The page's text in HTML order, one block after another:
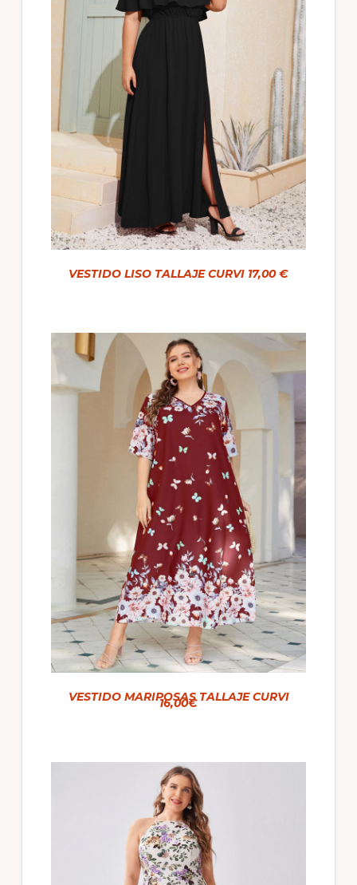
VESTIDO LISO TALLAJE CURVI 17,00 €
VESTIDO MARIPOSAS TALLAJE CURVI
16,00€